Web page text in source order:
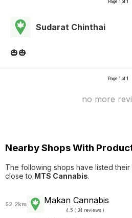
Page 1 of 1
Sudarat Chinthai
🎃🎃
Page 1 of 1
no more
Nearby Shops With
The following shops have listed
close to MTS Cannabis.
52.2km Makan Cannabis
4.5 ( 34 reviews )